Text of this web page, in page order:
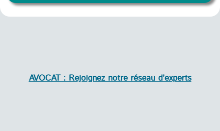
AVOCAT : Rejoignez notre réseau d’experts